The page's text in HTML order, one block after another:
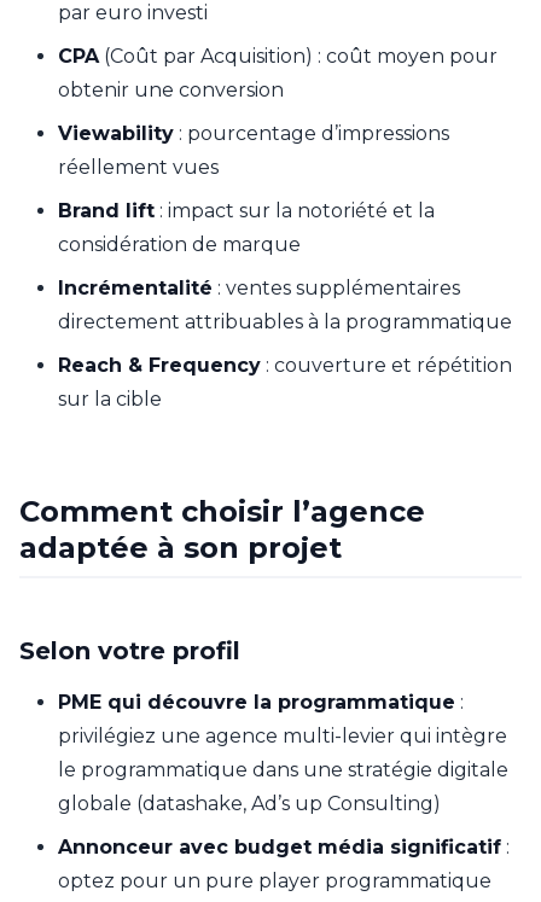
par euro investi
CPA(Coût par Acquisition) : coût moyen pour
obtenir une conversion
Viewability : pourcentage d’impressions
réellement vues
Brand lift : impact sur la notoriété et la
considération de marque
Incrémentalité : ventes supplémentaires
directement attribuables à la programmatique
Reach & Frequency : couverture et répétition
sur la cible
Comment choisir l’agence
adaptée à son projet
Selon votre profil
PME qui découvre la programmatique :
privilégiez une agence multi-levier qui intègre
le programmatique dans une stratégie digitale
globale (datashake, Ad’s up Consulting)
Annonceur avec budget média significatif :
optez pour un pure player programmatique